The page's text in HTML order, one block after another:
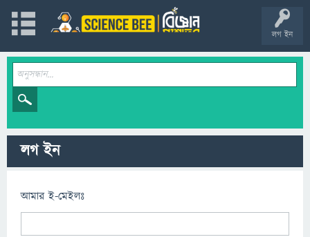
লগ ইন
লগ ইন
আমার ই-মেইলঃ